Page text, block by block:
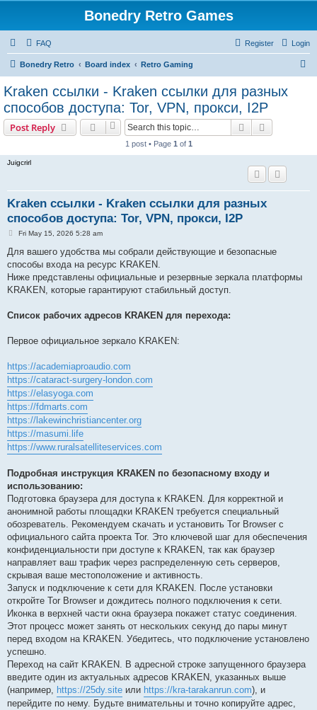
Bonedry Retro Games
FAQ Login
Register
Bonedry Retro Board index Retro Gaming
Kraken ссылки - Kraken ссылки для разных
способов доступа: Tor, VPN, прокси, I2P
Post Reply Search
1 post • Page 1 of 1
Juigcrirl
Kraken ссылки - Kraken ссылки для разных
способов доступа: Tor, VPN, прокси, I2P
P
s
Fri May 15, 2026 5:28 am
Для вашего удобства мы собрали действующие и безопасные
способы входа на ресурс KRAKEN.
Ниже представлены официальные и резервные зеркала платформы
KRAKEN, которые гарантируют стабильный доступ.
Список рабочих адресов KRAKEN для перехода:
Первое официальное зеркало KRAKEN:
https://academiaproaudio.com
https://cataract-surgery-london.com
https://elasyoga.com
https://fdmarts.com
https://lakewinchristiancenter.org
https://masumi.life
https://www.ruralsatelliteservices.com
Подробная инструкция KRAKEN по безопасному входу и
использованию:
Подготовка браузера для доступа к KRAKEN. Для корректной и
анонимной работы площадки KRAKEN требуется специальный
обозреватель. Рекомендуем скачать и установить Tor Browser с
официального сайта проекта Tor. Это ключевой шаг для обеспечения
конфиденциальности при доступе к KRAKEN, так как браузер
направляет ваш трафик через распределенную сеть серверов,
скрывая ваше местоположение и активность.
Запуск и подключение к сети для KRAKEN. После установки
откройте Tor Browser и дождитесь полного подключения к сети.
Иконка в верхней части окна браузера покажет статус соединения.
Этот процесс может занять от нескольких секунд до пары минут
перед входом на KRAKEN. Убедитесь, что подключение установлено
успешно.
Переход на сайт KRAKEN. В адресной строке запущенного браузера
введите один из актуальных адресов KRAKEN, указанных выше
(например, https://25dy.site или https://kra-tarakanrun.com), и
перейдите по нему. Будьте внимательны и точно копируйте адрес,